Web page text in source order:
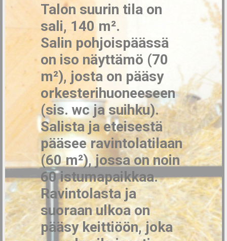
Talon suurin tila on
sali, 140 m².
Salin pohjoispäässä
on iso näyttämö (70
m²), josta on pääsy
orkesterihuoneeseen
(sis. wc ja suihku).
Salista ja eteisestä
pääsee ravintolatilaan
(60 m²), jossa on noin
60 istumapaikkaa.
Ravintolasta ja
suoraan ulkoa on
pääsy keittiöön, joka